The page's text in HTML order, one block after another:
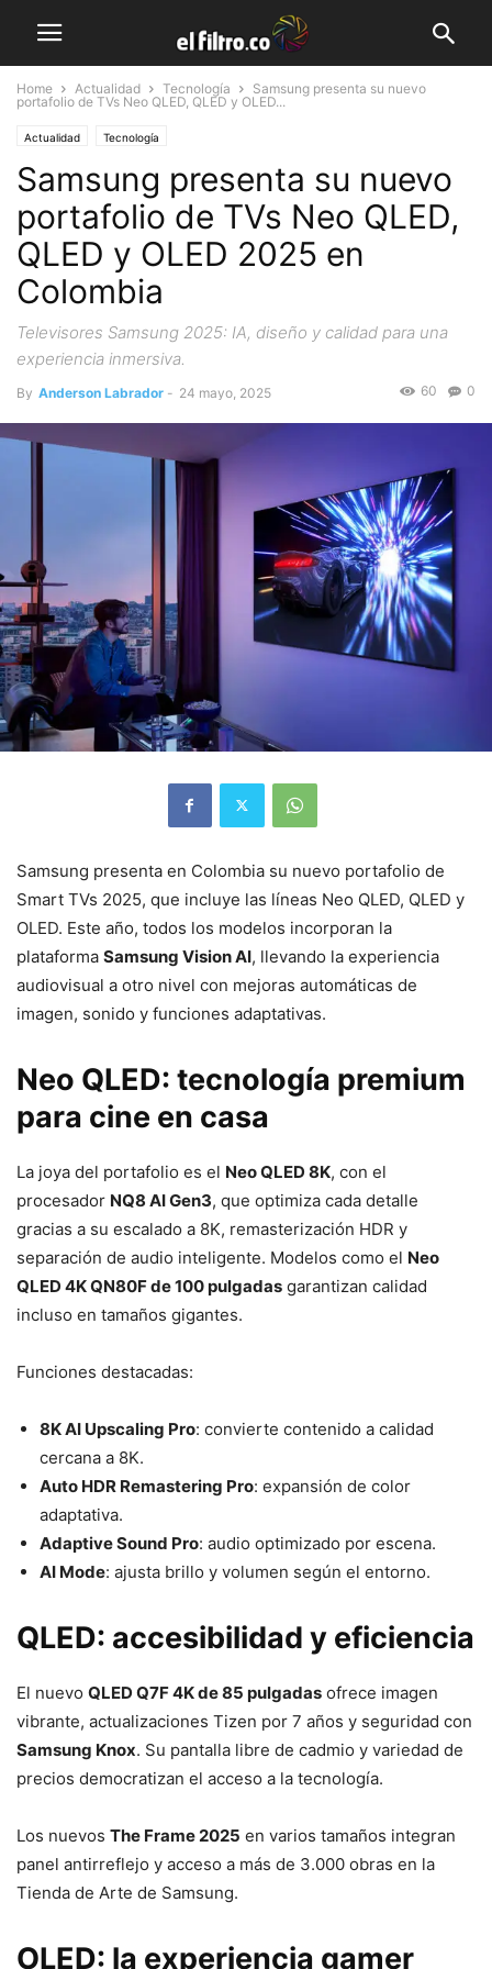
Home Actualidad Tecnología
Samsung presenta su nuevo
portafolio de TVs Neo QLED, QLED y OLED...
Actualidad Tecnología
Samsung presenta su nuevo
portafolio de TVs Neo QLED,
QLED y OLED 2025 en
Colombia
Televisores Samsung 2025: IA, diseño y calidad para una
experiencia inmersiva.
By Anderson Labrador - 24 mayo, 2025 0
60
Samsung presenta en Colombia su nuevo portafolio de
Smart TVs 2025, que incluye las líneas Neo QLED, QLED y
OLED. Este año, todos los modelos incorporan la
plataforma Samsung Vision AI, llevando la experiencia
audiovisual a otro nivel con mejoras automáticas de
imagen, sonido y funciones adaptativas.
Neo QLED: tecnología premium
para cine en casa
La joya del portafolio es el Neo QLED 8K, con el
procesador NQ8 AI Gen3, que optimiza cada detalle
gracias a su escalado a 8K, remasterización HDR y
separación de audio inteligente. Modelos como el Neo
QLED 4K QN80F de 100 pulgadas garantizan calidad
incluso en tamaños gigantes.
Funciones destacadas:
8K AI Upscaling Pro: convierte contenido a calidad
cercana a 8K.
Auto HDR Remastering Pro: expansión de color
adaptativa.
Adaptive Sound Pro: audio optimizado por escena.
AI Mode: ajusta brillo y volumen según el entorno.
QLED: accesibilidad y eficiencia
El nuevo QLED Q7F 4K de 85 pulgadas ofrece imagen
vibrante, actualizaciones Tizen por 7 años y seguridad con
Samsung Knox. Su pantalla libre de cadmio y variedad de
precios democratizan el acceso a la tecnología.
Los nuevos The Frame 2025 en varios tamaños integran
panel antirreflejo y acceso a más de 3.000 obras en la
Tienda de Arte de Samsung.
OLED: la experiencia gamer